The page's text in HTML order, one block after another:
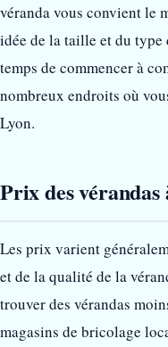
véranda vous convient le
idée de la taille et du type
temps de commencer à
nombreux endroits où
Lyon.
Prix des vérandas
Les prix varient
et de la qualité de la
trouver des vérandas
magasins de bricolage